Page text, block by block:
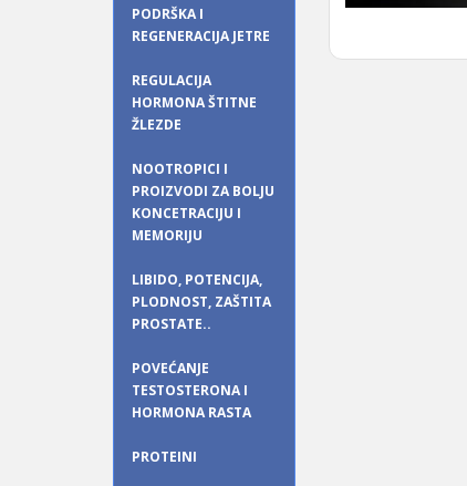
PODRŠKA I
REGENERACIJA JETRE
REGULACIJA
HORMONA ŠTITNE
ŽLEZDE
NOOTROPICI I
PROIZVODI ZA BOLJU
KONCETRACIJU I
MEMORIJU
LIBIDO, POTENCIJA,
PLODNOST, ZAŠTITA
PROSTATE..
POVEĆANJE
TESTOSTERONA I
HORMONA RASTA
PROTEINI